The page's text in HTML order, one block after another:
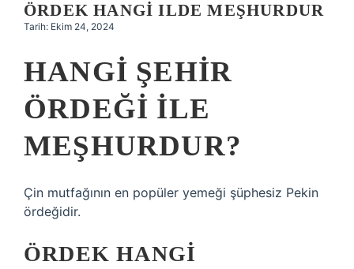
Hakkımızda
ÖRDEK HANGI ILDE MEŞHURDUR
Tarih: Ekim 24, 2024
HANGI ŞEHIR
ÖRDEĞI ILE
MEŞHURDUR?
Çin mutfağının en popüler yemeği şüphesiz Pekin
ördeğidir.
ÖRDEK HANGI